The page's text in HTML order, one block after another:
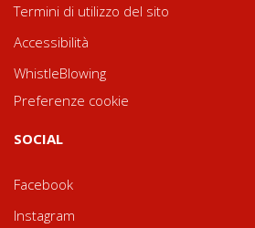
Termini di utilizzo del sito
Accessibilità
WhistleBlowing
Preferenze cookie
SOCIAL
Facebook
Instagram